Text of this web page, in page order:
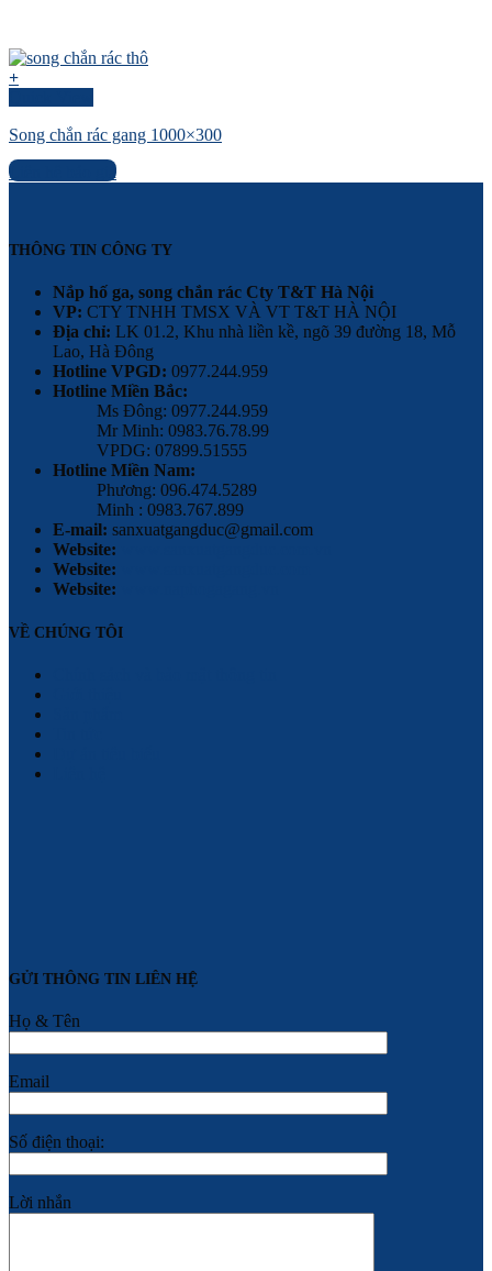
+
Song chắn rác gang 1000×300
Liên hệ báo giá
THÔNG TIN CÔNG TY
Nắp hố ga, song chắn rác Cty T&T Hà Nội
VP: CTY TNHH TMSX VÀ VT T&T HÀ NỘI
Địa chỉ: LK 01.2, Khu nhà liền kề, ngõ 39 đường 18, Mỗ
Lao, Hà Đông
Hotline VPGD: 0977.244.959
Hotline Miền Bắc:
Ms Đông: 0977.244.959
Mr Minh: 0983.76.78.99
VPDG: 07899.51555
Hotline Miền Nam:
Phương: 096.474.5289
Minh : 0983.767.899
E-mail: sanxuatgangduc@gmail.com
Website:
Website:
Website:
VỀ CHÚNG TÔI
GỬI THÔNG TIN LIÊN HỆ
Họ & Tên
Email
Số điện thoại:
Lời nhắn